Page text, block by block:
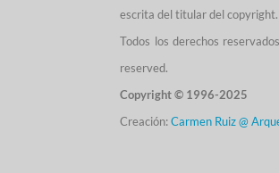
escrita del titular del copyright.
Todos los derechos
reserved.
Copyright © 1996-2025
Creación:Carmen Ruiz @